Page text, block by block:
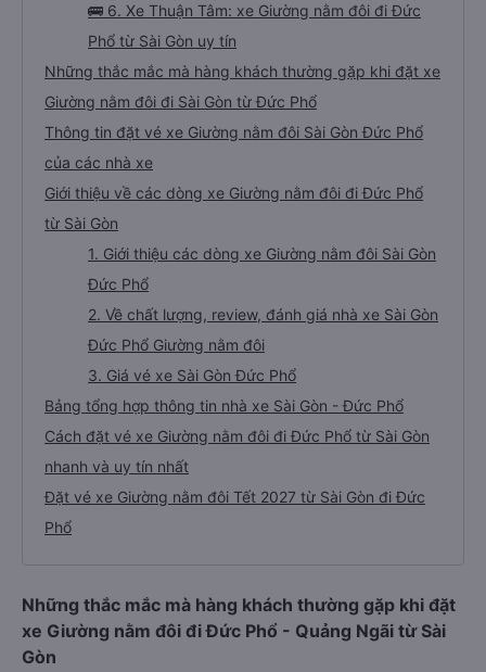
🚌 6. Xe Thuận Tâm: xe Giường nằm đôi đi Đức
Phổ từ Sài Gòn uy tín
Những thắc mắc mà hàng khách thường gặp khi đặt xe
Giường nằm đôi đi Sài Gòn từ Đức Phổ
Thông tin đặt vé xe Giường nằm đôi Sài Gòn Đức Phổ
của các nhà xe
Giới thiệu về các dòng xe Giường nằm đôi đi Đức Phổ
từ Sài Gòn
1. Giới thiệu các dòng xe Giường nằm đôi Sài Gòn
Đức Phổ
2. Về chất lượng, review, đánh giá nhà xe Sài Gòn
Đức Phổ Giường nằm đôi
3. Giá vé xe Sài Gòn Đức Phổ
Bảng tổng hợp thông tin nhà xe Sài Gòn - Đức Phổ
Cách đặt vé xe Giường nằm đôi đi Đức Phổ từ Sài Gòn
nhanh và uy tín nhất
Đặt vé xe Giường nằm đôi Tết 2027 từ Sài Gòn đi Đức
Phổ
Những thắc mắc mà hàng khách thường gặp khi đặt
xe Giường nằm đôi đi Đức Phổ - Quảng Ngãi từ Sài
Gòn